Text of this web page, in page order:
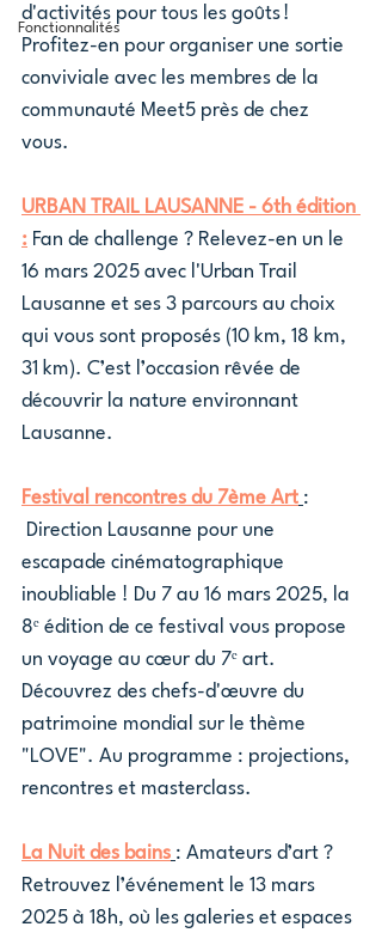
Fonctionnalités
d'activités pour tous les goûts !
Profitez-en pour organiser une sortie
conviviale avec les membres de la
communauté Meet5 près de chez
vous.
URBAN TRAIL LAUSANNE - 6th édition
: Fan de challenge ? Relevez-en un le
16 mars 2025 avec l'Urban Trail
Lausanne et ses 3 parcours au choix
qui vous sont proposés (10 km, 18 km,
31 km). C’est l’occasion rêvée de
découvrir la nature environnant
Lausanne.
Festival rencontres du 7ème Art :
Direction Lausanne pour une
escapade cinématographique
inoubliable ! Du 7 au 16 mars 2025, la
8ᵉ édition de ce festival vous propose
un voyage au cœur du 7ᵉ art.
Découvrez des chefs-d'œuvre du
patrimoine mondial sur le thème
"LOVE". Au programme : projections,
rencontres et masterclass.
La Nuit des bains : Amateurs d’art ?
Retrouvez l’événement le 13 mars
2025 à 18h, où les galeries et espaces